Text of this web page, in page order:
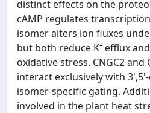
distinct effects on the
cAMP regulates
isomer alters ion fluxes
but both reduce K⁺ efflux
oxidative stress. CNGC2 and
interact exclusively with
isomer-specific gating.
involved in the plant heat